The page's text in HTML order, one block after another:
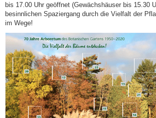
bis 17.00 Uhr geöffnet (Gewächshäuser bis 15.30
besinnlichen Spaziergang durch die Vielfalt der
im Wege!